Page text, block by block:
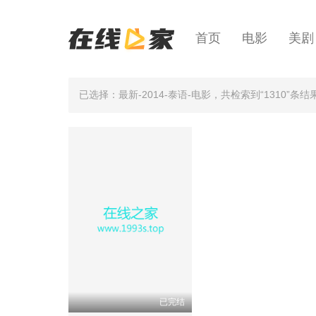
首页 电影 美剧
已选择：最新-2014-泰语-电影 ，共检索到“1310”条结
已完结